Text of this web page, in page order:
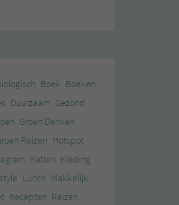
Boek Boeken
Duurzaam Gezond
Groen Denken
Reizen Hotspot
Katten Kleding
Lunch Makkelijk
Recepten Reizen